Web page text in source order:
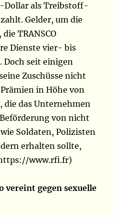
Dollar als Treibstoff-
Gelder, um die
TRANSCO
Dienste vier- bis
Doch seit einigen
Zuschüsse nicht
in Höhe von
die das Unternehmen
von nicht
Soldaten, Polizisten
erhalten sollte,
www.rfi.fr)
vereint gegen sexuelle